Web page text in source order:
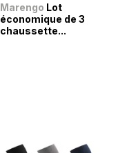
Marengo Lot
économique de 3
chaussette...